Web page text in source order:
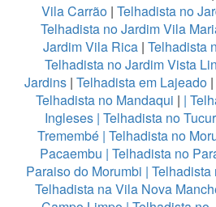
Vila Carrão| Telhadista no
Telhadista no Jardim Vila
Jardim Vila Rica| Telhadista
Telhadista no Jardim Vista
Jardins | Telhadista em Lajeado |
Telhadista no Mandaqui | |
Ingleses| Telhadista no
Tremembé | Telhadista no
Pacaembu | Telhadista no
Paraiso do Morumbi | Telhadista
Telhadista na Vila Nova